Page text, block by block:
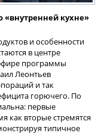
«внутренней кухне»
и особенности
в центре
программы
Леонтьев
и так
горючего. По
первые
как вторые стремятся
типичное